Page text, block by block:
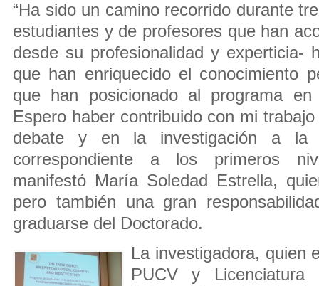
“Ha sido un camino recorrido durante
estudiantes y de profesores que han
desde su profesionalidad y experticia-
que han enriquecido el conocimiento
que han posicionado al programa
Espero haber contribuido con mi
debate y en la investigación a la
correspondiente a los primeros
manifestó María Soledad Estrella,
pero también una gran
graduarse del Doctorado.
La investigadora, quien
PUCV y